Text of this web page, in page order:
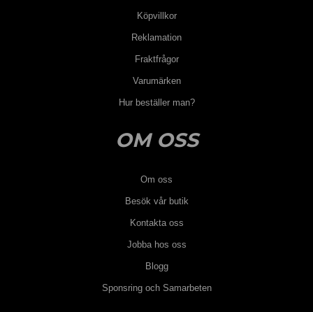
Köpvillkor
Reklamation
Fraktfrågor
Varumärken
Hur beställer man?
OM OSS
Om oss
Besök vår butik
Kontakta oss
Jobba hos oss
Blogg
Sponsring och Samarbeten